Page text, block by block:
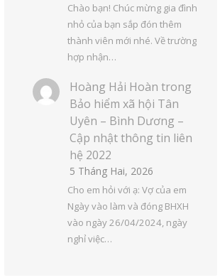
Chào bạn! Chúc mừng gia đình
nhỏ của bạn sắp đón thêm
thành viên mới nhé. Về trường
hợp nhận…
Hoàng Hải Hoàn trong
Bảo hiểm xã hội Tân
Uyên – Bình Dương –
Cập nhật thông tin liên
hệ 2022
5 Tháng Hai, 2026
Cho em hỏi với ạ: Vợ của em
Ngày vào làm và đóng BHXH
vào ngày 26/04/2024, ngày
nghỉ việc…